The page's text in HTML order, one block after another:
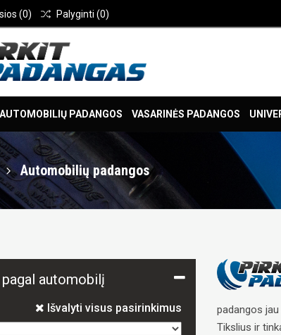
(0) Palyginti (0)
AUTOMOBILIŲ PADANGOS VASARINĖS PADANGOS
Automobilių padangos
pagal automobilį
Išvalyti visus pasirinkimus
padangos
Tikslius ir